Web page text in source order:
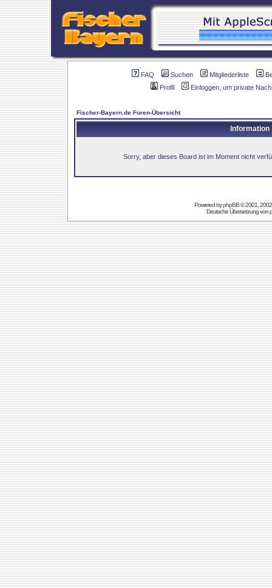
FAQ Suchen Mitgliederliste
Profil
Einloggen, um private
Fischer-Bayern.de Foren-Übersicht
Information
Sorry, aber dieses Board ist im Moment nicht
Powered byphpBB© 2001,
Deutsche Übersetzung von